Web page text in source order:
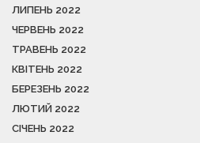
ЛИПЕНЬ 2022
ЧЕРВЕНЬ 2022
ТРАВЕНЬ 2022
КВІТЕНЬ 2022
БЕРЕЗЕНЬ 2022
ЛЮТИЙ 2022
СІЧЕНЬ 2022